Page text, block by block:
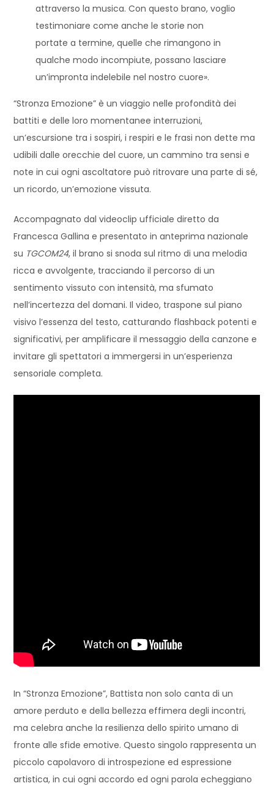
attraverso la musica. Con questo brano, voglio
testimoniare come anche le storie non
portate a termine, quelle che rimangono in
qualche modo incompiute, possano lasciare
un’impronta indelebile nel nostro cuore».
“Stronza Emozione” è un viaggio nelle profondità dei
battiti e delle loro momentanee interruzioni,
un’escursione tra i sospiri, i respiri e le frasi non dette ma
udibili dalle orecchie del cuore, un cammino tra sensi e
note in cui ogni ascoltatore può ritrovare una parte di sé,
un ricordo, un’emozione vissuta.
Accompagnato dal videoclip ufficiale diretto da
Francesca Gallina e presentato in anteprima nazionale
su TGCOM24, il brano si snoda sul ritmo di una melodia
ricca e avvolgente, tracciando il percorso di un
sentimento vissuto con intensità, ma sfumato
nell’incertezza del domani. Il video, traspone sul piano
visivo l’essenza del testo, catturando flashback potenti e
significativi, per amplificare il messaggio della canzone e
invitare gli spettatori a immergersi in un’esperienza
sensoriale completa.
In “Stronza Emozione”, Battista non solo canta di un
amore perduto e della bellezza effimera degli incontri,
ma celebra anche la resilienza dello spirito umano di
fronte alle sfide emotive. Questo singolo rappresenta un
piccolo capolavoro di introspezione ed espressione
artistica, in cui ogni accordo ed ogni parola echeggiano